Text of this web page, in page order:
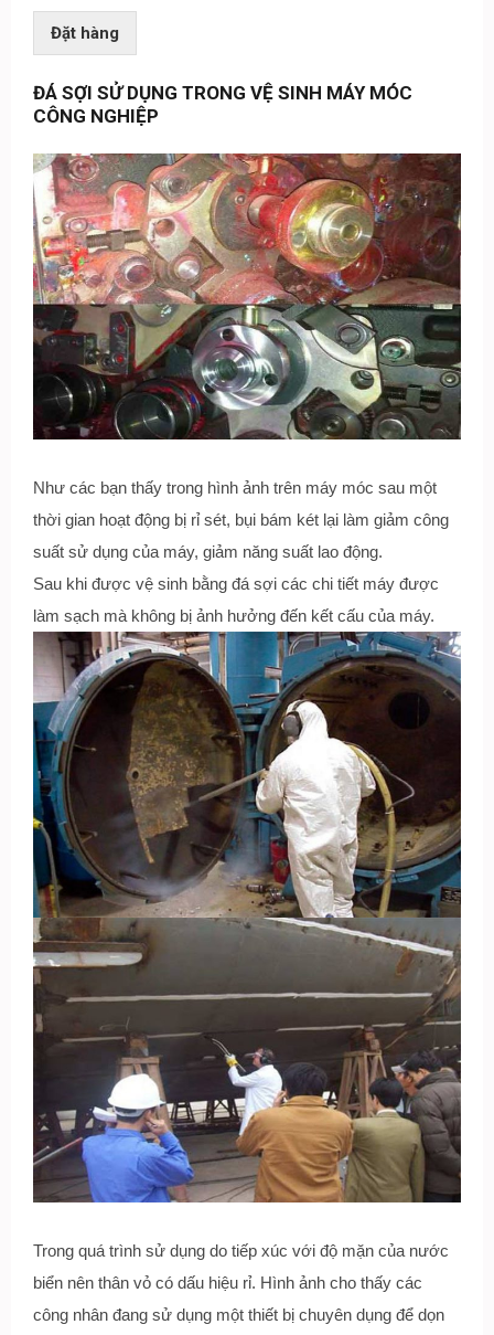
Đặt hàng
ĐÁ SỢI SỬ DỤNG TRONG VỆ SINH MÁY MÓC
CÔNG NGHIỆP
Như các bạn thấy trong hình ảnh trên máy móc sau một
thời gian hoạt động bị rỉ sét, bụi bám két lại làm giảm công
suất sử dụng của máy, giảm năng suất lao động.
Sau khi được vệ sinh bằng đá sợi các chi tiết máy được
làm sạch mà không bị ảnh hưởng đến kết cấu của máy.
Trong quá trình sử dụng do tiếp xúc với độ mặn của nước
biển nên thân vỏ có dấu hiệu rỉ. Hình ảnh cho thấy các
công nhân đang sử dụng một thiết bị chuyên dụng để dọn